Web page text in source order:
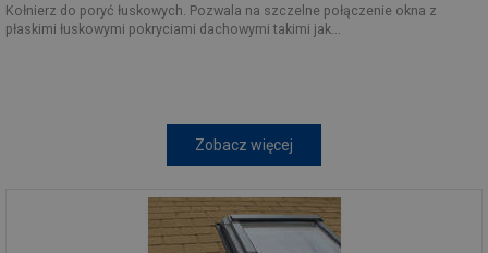
Kołnierz do poryć łuskowych. Pozwala na szczelne połączenie okna z
płaskimi łuskowymi pokryciami dachowymi takimi jak...
Zobacz więcej